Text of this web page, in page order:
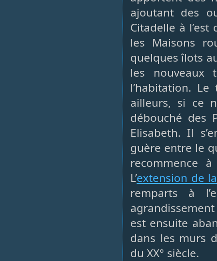
ajoutant des
Citadelle à
les Maisons
quelques îlots
les
l’habitation.
ailleurs, si ce
débouché des
Elisabeth. Il
guère entre le
recommence
L’extension de
remparts à
est ensuite
dans les murs
du XX° siècle.